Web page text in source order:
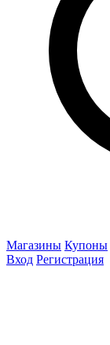
Магазины Купоны
Вход Регистрация